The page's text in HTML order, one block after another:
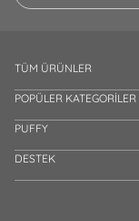
TÜM ÜRÜNLER
POPÜLER KATEGORİLER
PUFFY
DESTEK